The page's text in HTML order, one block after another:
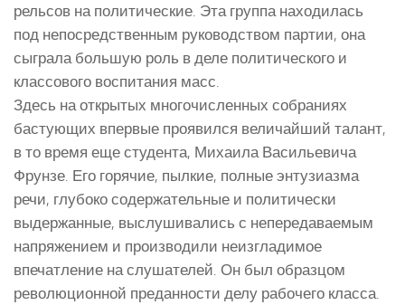
рельсов на политические. Эта группа находилась
под непосредственным руководством партии, она
сыграла большую роль в деле политического и
классового воспитания масс.
Здесь на открытых многочисленных собраниях
бастующих впервые проявился величайший талант,
в то время еще студента, Михаила Васильевича
Фрунзе. Его горячие, пылкие, полные энтузиазма
речи, глубоко содержательные и политически
выдержанные, выслушивались с непередаваемым
напряжением и производили неизгладимое
впечатление на слушателей. Он был образцом
революционной преданности делу рабочего класса.